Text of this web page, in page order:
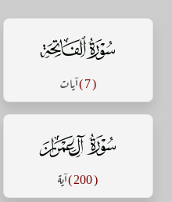
سورة الفاتحة
( 7 ) آيات
سورة آل عمران
( 200 ) آية